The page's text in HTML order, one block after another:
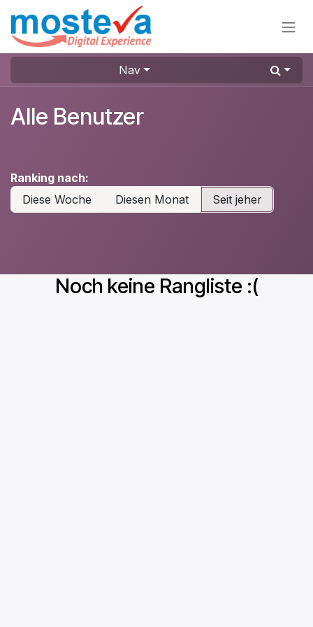
Zum Inhalt springen
Nav
Alle Benutzer
Ranking nach:
Diese Woche
Diesen Monat Seit jeher
Noch keine Rangliste :(